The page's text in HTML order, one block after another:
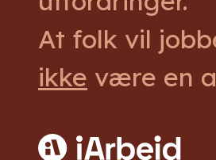
At folk vil
ikke være en